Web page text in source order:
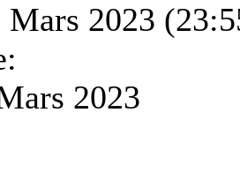
2023
2023